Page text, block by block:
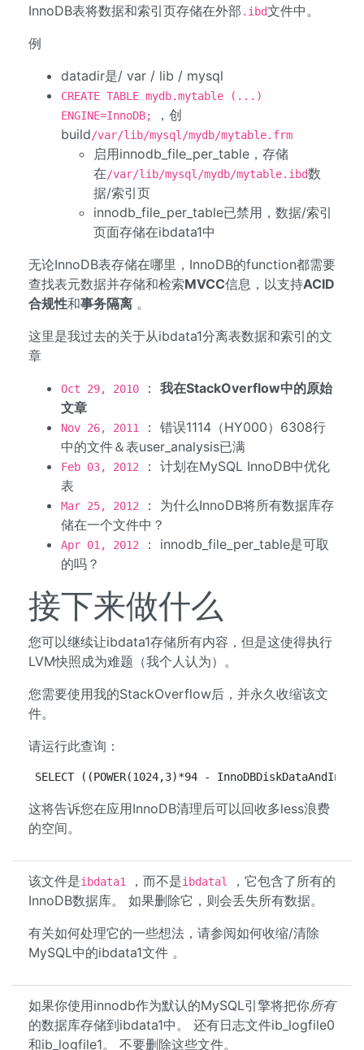
InnoDB表将数据和索引页存储在外部 .ibd文件中。
例
datadir是/ var / lib / mysql
CREATE TABLE mydb.mytable (...)
ENGINE=InnoDB;
，创
build/var/lib/mysql/mydb/mytable.frm
启用innodb_file_per_table，存储
在/var/lib/mysql/mydb/mytable.ibd数
据/索引页
innodb_file_per_table已禁用，数据/索引
页面存储在ibdata1中
无论InnoDB表存储在哪里，InnoDB的function都需要
查找表元数据并存储和检索MVCC信息，以支持ACID
合规性和事务隔离 。
这里是我过去的关于从ibdata1分离表数据和索引的文
章
Oct 29, 2010 ： 我在StackOverflow中的原始
文章
Nov 26, 2011
： 错误1114（HY000）6308行
中的文件＆表user_analysis已满
Feb 03, 2012
： 计划在MySQL InnoDB中优化
表
Mar 25, 2012
： 为什么InnoDB将所有数据库存
储在一个文件中？
Apr 01, 2012
： innodb_file_per_table是可取
的吗？
接下来做什么
您可以继续让ibdata1存储所有内容，但是这使得执行
LVM快照成为难题（我个人认为）。
您需要使用我的StackOverflow后，并永久收缩该文
件。
请运行此查询：
SELECT ((POWER(1024,3)*94 -
这将告诉您在应用InnoDB清理后可以回收多less浪费
的空间。
该文件是ibdata1 ，而不是ibdatal
，它包含了所有的
InnoDB数据库。 如果删除它，则会丢失所有数据。
有关如何处理它的一些想法，请参阅如何收缩/清除
MySQL中的ibdata1文件 。
如果你使用innodb作为默认的MySQL引擎将把你所有
的数据库存储到ibdata1中。 还有日志文件ib_logfile0
和ib_logfile1。 不要删除这些文件。